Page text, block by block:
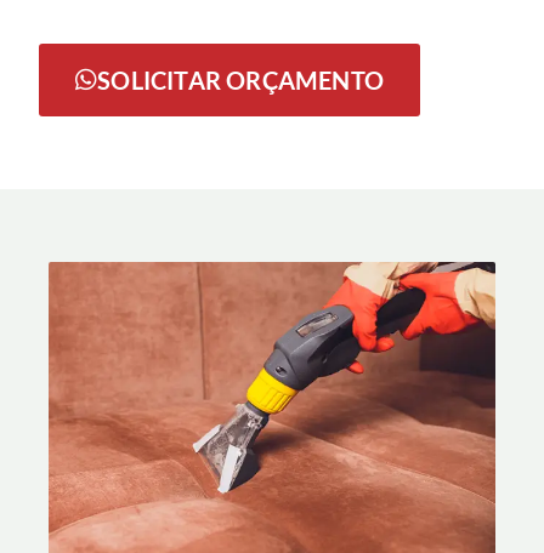
SOLICITAR ORÇAMENTO